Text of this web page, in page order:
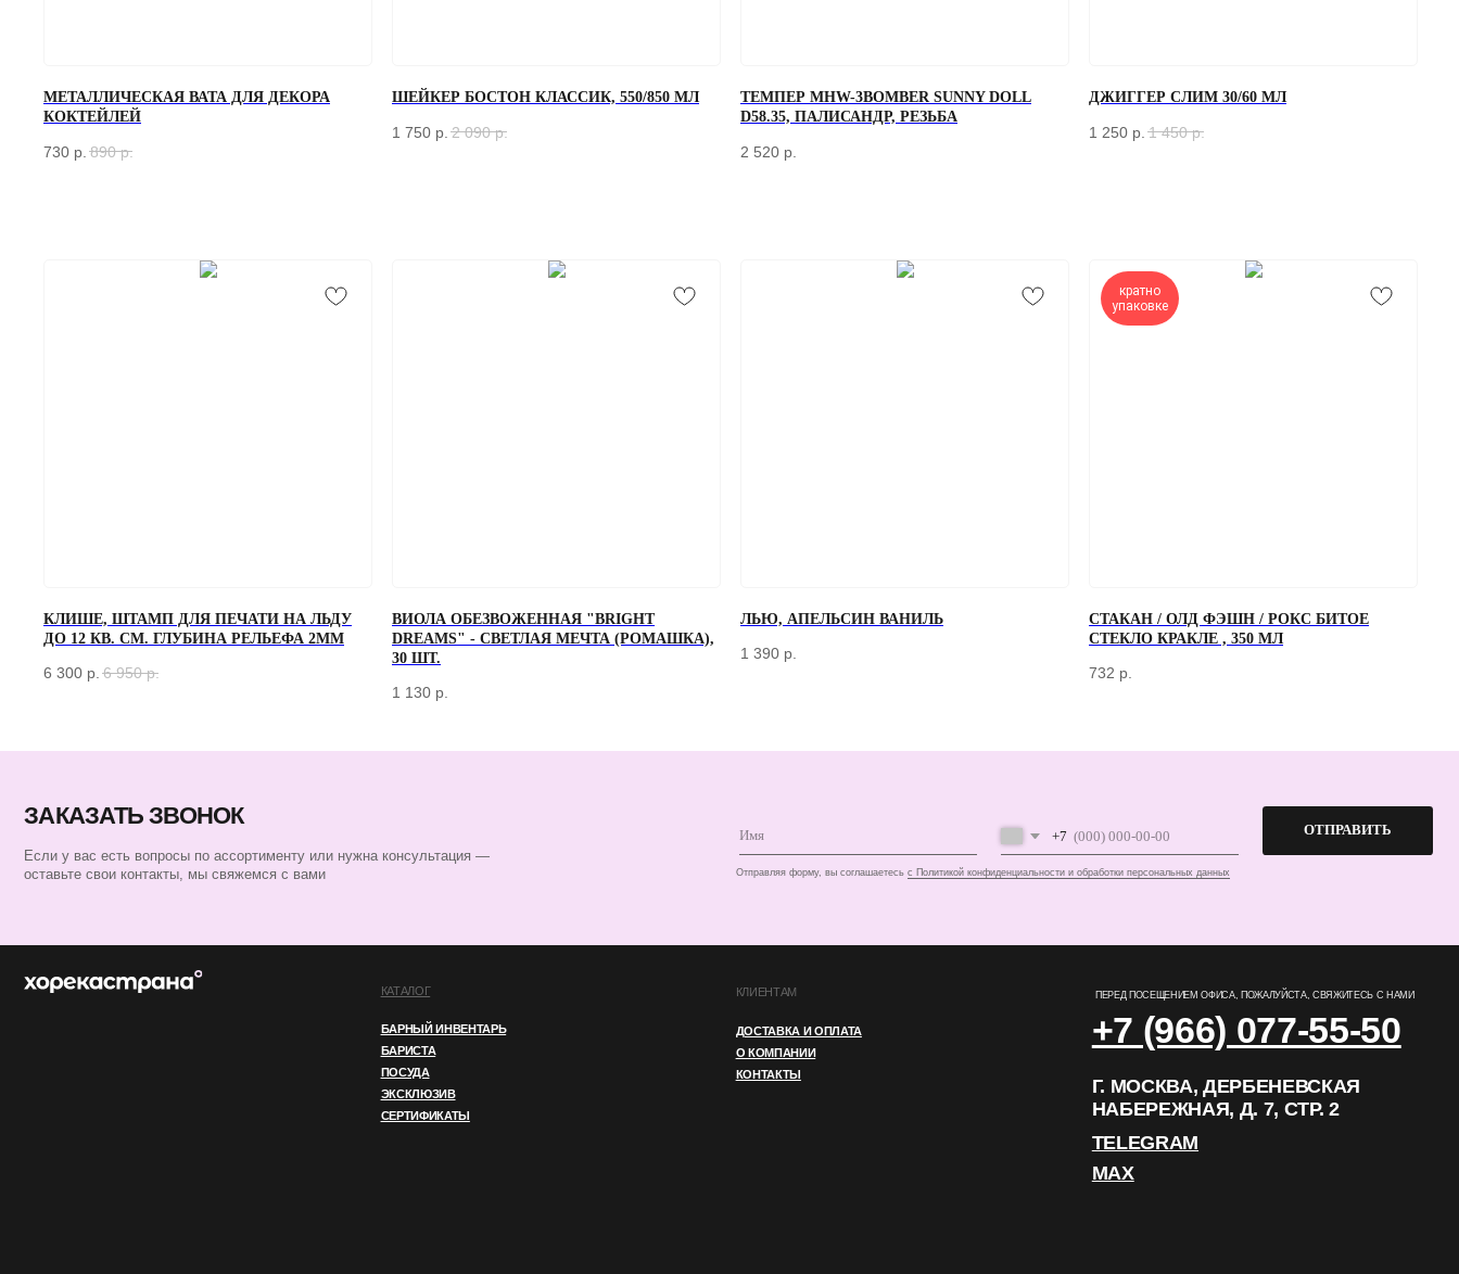
МЕТАЛЛИЧЕСКАЯ ВАТА ДЛЯ ДЕКОРА
КОКТЕЙЛЕЙ
730 р. 890 р.
ШЕЙКЕР БОСТОН КЛАССИК, 550/850 МЛ
1 750 р. 2 090 р.
ТЕМПЕР MHW-3BOMBER SUNNY DOLL
D58.35, ПАЛИСАНДР, РЕЗЬБА
2 520 р.
ДЖИГГЕР СЛИМ 30/60 МЛ
1 250 р. 1 450 р.
КЛИШЕ, ШТАМП ДЛЯ ПЕЧАТИ НА ЛЬДУ
ДО 12 КВ. СМ. ГЛУБИНА РЕЛЬЕФА 2ММ
6 300 р. 6 950 р.
ВИОЛА ОБЕЗВОЖЕННАЯ "BRIGHT
DREAMS" - СВЕТЛАЯ МЕЧТА (РОМАШКА),
30 ШТ.
1 130 р.
ЛЬЮ, АПЕЛЬСИН ВАНИЛЬ
1 390 р.
кратно
упаковке
СТАКАН / ОЛД ФЭШН / РОКС БИТОЕ
СТЕКЛО КРАКЛЕ , 350 МЛ
732 р.
Если у вас есть вопросы по ассортименту или нужна консультация —
Отправляя форму, вы соглашаетесь
+7 ОТПРАВИТЬ
Г. МОСКВА, ДЕРБЕНЕВСКАЯ
НАБЕРЕЖНАЯ, Д. 7, СТР. 2
ЭКСКЛЮЗИВ